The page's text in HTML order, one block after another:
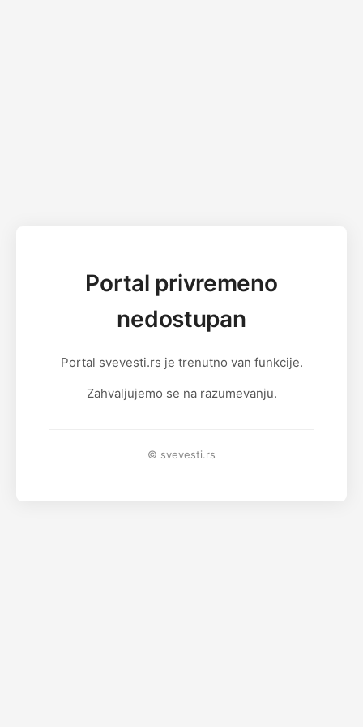
Portal privremeno
nedostupan
Portal svevesti.rs je trenutno van funkcije.
Zahvaljujemo se na razumevanju.
© svevesti.rs